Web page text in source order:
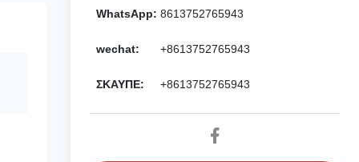
WhatsApp: 8613752765943
wechat: +8613752765943
ΣΚΑΥΠΕ: +8613752765943